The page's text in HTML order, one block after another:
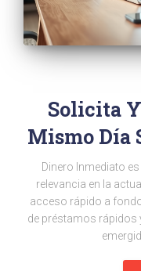
Solicita
Mismo Día
Dinero Inmediato
relevancia en la
acceso rápido a
de préstamos rápidos